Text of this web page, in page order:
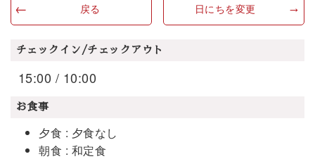
戻る 日にちを変更
チェックイン/チェックアウト
15:00 / 10:00
お食事
夕食 : 夕食なし
朝食 : 和定食